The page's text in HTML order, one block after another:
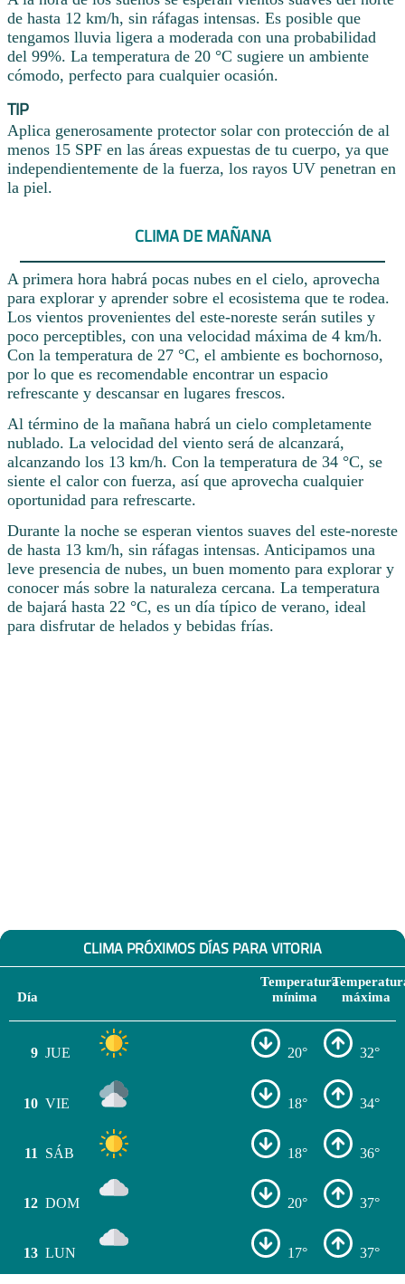
de hasta 12 km/h, sin ráfagas intensas. Es posible que
tengamos lluvia ligera a moderada con una probabilidad
del 99%. La temperatura de 20 °C sugiere un ambiente
cómodo, perfecto para cualquier ocasión.
TIP
Aplica generosamente protector solar con protección de al
menos 15 SPF en las áreas expuestas de tu cuerpo, ya que
independientemente de la fuerza, los rayos UV penetran en
la piel.
CLIMA DE MAÑANA
A primera hora habrá pocas nubes en el cielo, aprovecha
para explorar y aprender sobre el ecosistema que te rodea.
Los vientos provenientes del este-noreste serán sutiles y
poco perceptibles, con una velocidad máxima de 4 km/h.
Con la temperatura de 27 °C, el ambiente es bochornoso,
por lo que es recomendable encontrar un espacio
refrescante y descansar en lugares frescos.
Al término de la mañana habrá un cielo completamente
nublado. La velocidad del viento será de alcanzará,
alcanzando los 13 km/h. Con la temperatura de 34 °C, se
siente el calor con fuerza, así que aprovecha cualquier
oportunidad para refrescarte.
Durante la noche se esperan vientos suaves del este-noreste
de hasta 13 km/h, sin ráfagas intensas. Anticipamos una
leve presencia de nubes, un buen momento para explorar y
conocer más sobre la naturaleza cercana. La temperatura
de bajará hasta 22 °C, es un día típico de verano, ideal
para disfrutar de helados y bebidas frías.
CLIMA PRÓXIMOS DÍAS PARA VITORIA
Día
Temperatura
mínima
máxima
9 JUE 20° 32°
10 VIE 18° 34°
11 SÁB 18° 36°
12 DOM 20° 37°
13 LUN 17° 37°